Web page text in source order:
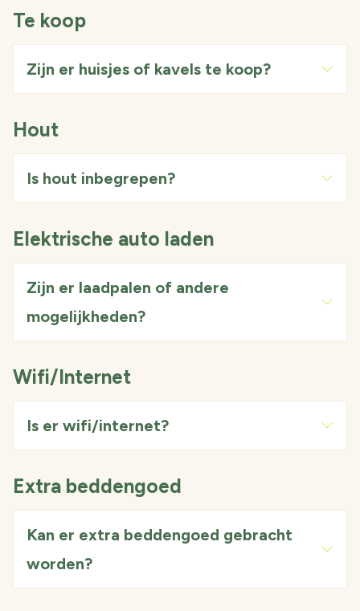
Te koop
Zijn er huisjes of kavels te koop?
Hout
Is hout inbegrepen?
Elektrische auto laden
Zijn er laadpalen of andere
mogelijkheden?
Wifi/Internet
Is er wifi/internet?
Extra beddengoed
Kan er extra beddengoed gebracht
worden?